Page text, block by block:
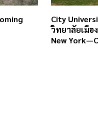
City
วิทยาลัยเมือ
New